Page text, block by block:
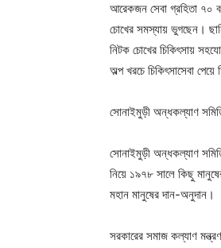
আরেকজন সেবা গ্রহিতা ৭০
চোখের সমস্যায় ভুগছেন।
নিটক চোখের চিকিৎসায়
অল্প খরচে চিকিৎসাসেবা পেয়ে
সোনাইমুড়ী অন্ধকল্যাণ
সোনাইমুড়ী অন্ধকল্যাণ
নিয়ে ১৯৭৮ সালে কিছু
মহান মানুষের দান-অনুদান।
সরকারের সমাজ কল্যাণ